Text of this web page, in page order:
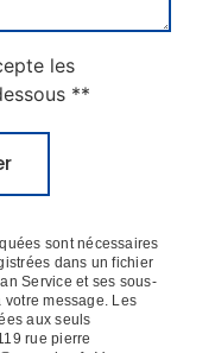
les
**
sont nécessaires
dans un fichier
Service et ses sous-
message. Les
aux seuls
rue pierre